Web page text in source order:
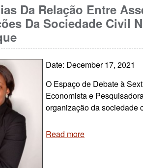
Da Relação Entre
Da Sociedade Civil
Date: December 17, 2021
O Espaço de Debate à
Economista e
organização da
Read more